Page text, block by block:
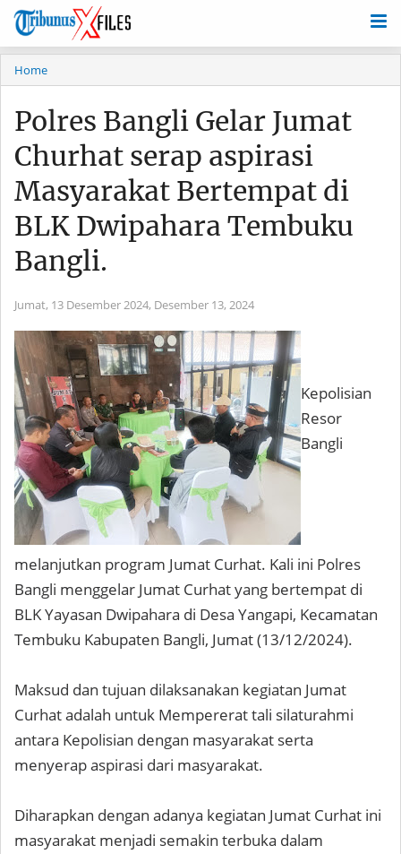
Home
Polres Bangli Gelar Jumat
Churhat serap aspirasi
Masyarakat Bertempat di
BLK Dwipahara Tembuku
Bangli.
Jumat, 13 Desember 2024, Desember 13, 2024
Kepolisian
Resor
Bangli
melanjutkan program Jumat Curhat. Kali ini Polres
Bangli menggelar Jumat Curhat yang bertempat di
BLK Yayasan Dwipahara di Desa Yangapi, Kecamatan
Tembuku Kabupaten Bangli, Jumat (13/12/2024).
Maksud dan tujuan dilaksanakan kegiatan Jumat
Curhat adalah untuk Mempererat tali silaturahmi
antara Kepolisian dengan masyarakat serta
menyerap aspirasi dari masyarakat.
Diharapkan dengan adanya kegiatan Jumat Curhat ini
masyarakat menjadi semakin terbuka dalam